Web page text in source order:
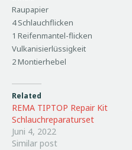
Raupapier
4 Schlauchflicken
1 Reifenmantel-flicken
Vulkanisierlüssigkeit
2 Montierhebel
Related
REMA TIPTOP Repair Kit
Schlauchreparaturset
Juni 4, 2022
Similar post